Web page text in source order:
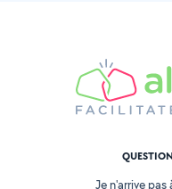
Je n'arrive